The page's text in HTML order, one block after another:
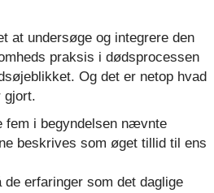
at undersøge og integrere den
praksis i dødsprocessen
Og det er netop hvad
gjort.
i begyndelsen nævnte
beskrives som øget tillid til ens
erfaringer som det daglige